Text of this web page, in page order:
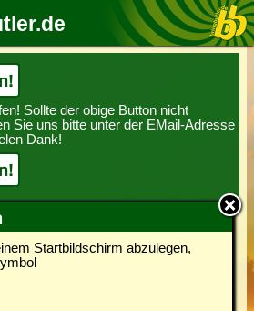
Startbildschirm abzulegen,